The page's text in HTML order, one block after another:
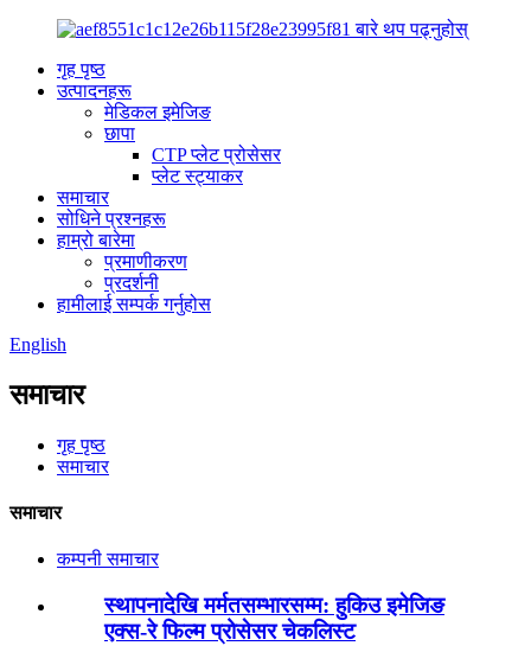
गृह पृष्ठ
उत्पादनहरू
मेडिकल इमेजिङ
छापा
CTP प्लेट प्रोसेसर
प्लेट स्ट्याकर
समाचार
सोधिने प्रश्नहरू
हाम्रो बारेमा
प्रमाणीकरण
प्रदर्शनी
हामीलाई सम्पर्क गर्नुहोस
English
समाचार
गृह पृष्ठ
समाचार
समाचार
कम्पनी समाचार
स्थापनादेखि मर्मतसम्भारसम्म: हुकिउ इमेजिङ
एक्स-रे फिल्म प्रोसेसर चेकलिस्ट